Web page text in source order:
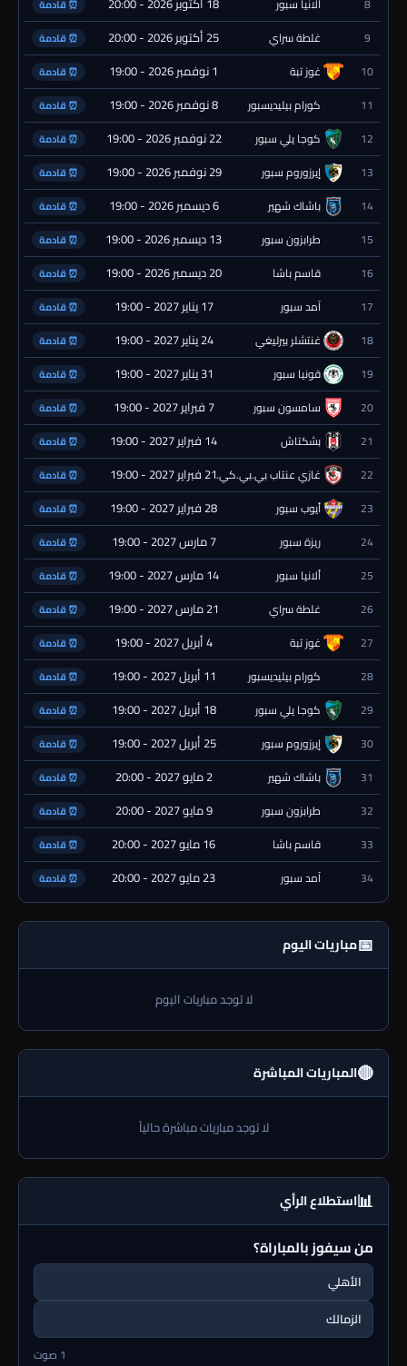
⏰ قادمة
9 غلطة سراي 25 أكتوبر 2026 - 20:00 ⏰ قادمة
10 غوز تبة 1 نوفمبر 2026 - 19:00 ⏰ قادمة
11 كورام بيليديسبور 8 نوفمبر 2026 - 19:00 ⏰ قادمة
12 كوجا يلي سبور 22 نوفمبر 2026 - 19:00 ⏰ قادمة
13 إيرزوروم سبور 29 نوفمبر 2026 - 19:00 ⏰ قادمة
14 باشاك شهير 6 ديسمبر 2026 - 19:00 ⏰ قادمة
15 طرابزون سبور 13 ديسمبر 2026 - 19:00 ⏰ قادمة
16 قاسم باشا 20 ديسمبر 2026 - 19:00 ⏰ قادمة
17 آمد سبور 17 يناير 2027 - 19:00 ⏰ قادمة
18 غنتشلر بيرليغي 24 يناير 2027 - 19:00 ⏰ قادمة
19 قونيا سبور 31 يناير 2027 - 19:00 ⏰ قادمة
20 سامسون سبور 7 فبراير 2027 - 19:00 ⏰ قادمة
21 بشكتاش 14 فبراير 2027 - 19:00 ⏰ قادمة
22 غازي عنتاب بي.بي.كي.21 فبراير 2027 - 19:00 ⏰ قادمة
23 أيوب سبور 28 فبراير 2027 - 19:00 ⏰ قادمة
24 ريزة سبور 7 مارس 2027 - 19:00 ⏰ قادمة
25 ألانيا سبور 14 مارس 2027 - 19:00 ⏰ قادمة
26 غلطة سراي 21 مارس 2027 - 19:00 ⏰ قادمة
27 غوز تبة 4 أبريل 2027 - 19:00 ⏰ قادمة
28 كورام بيليديسبور 11 أبريل 2027 - 19:00 ⏰ قادمة
29 كوجا يلي سبور 18 أبريل 2027 - 19:00 ⏰ قادمة
30 إيرزوروم سبور 25 أبريل 2027 - 19:00 ⏰ قادمة
31 باشاك شهير 2 مايو 2027 - 20:00 ⏰ قادمة
32 طرابزون سبور 9 مايو 2027 - 20:00 ⏰ قادمة
33 قاسم باشا 16 مايو 2027 - 20:00 ⏰ قادمة
34 آمد سبور 23 مايو 2027 - 20:00 ⏰ قادمة
📅مباريات اليوم
لا توجد مباريات اليوم
🔴المباريات المباشرة
لا توجد مباريات مباشرة حالياً
📊استطلاع الرأي
من سيفوز بالمباراة؟
الأهلي
الزمالك
1 صوت